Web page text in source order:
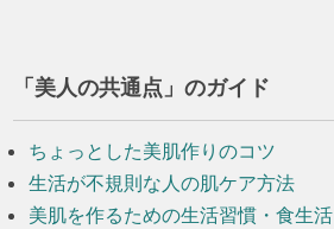
「美人の共通点」のガイド
ちょっとした美肌作りのコツ
生活が不規則な人の肌ケア方法
美肌を作るための生活習慣・食生活